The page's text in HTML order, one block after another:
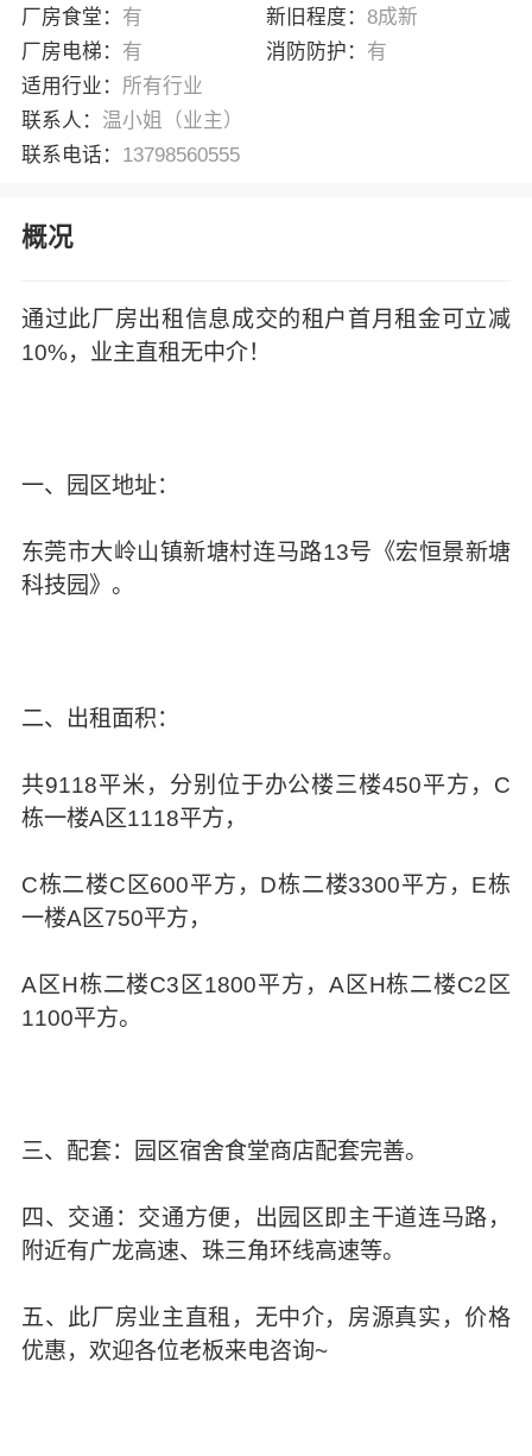
厂房食堂： 有 新旧程度： 8成新
厂房电梯： 有 消防防护： 有
适用行业： 所有行业
联系人： 温小姐（业主）
联系电话： 13798560555
概况
通过此厂房出租信息成交的租户首月租金可立减
10%，业主直租无中介！
一、园区地址：
东莞市大岭山镇新塘村连马路13号《宏恒景新塘
科技园》。
二、出租面积：
共9118平米，分别位于办公楼三楼450平方，C
栋一楼A区1118平方，
C栋二楼C区600平方，D栋二楼3300平方，E栋
一楼A区750平方，
A区H栋二楼C3区1800平方，A区H栋二楼C2区
1100平方。
三、配套：园区宿舍食堂商店配套完善。
四、交通：交通方便，出园区即主干道连马路，
附近有广龙高速、珠三角环线高速等。
五、此厂房业主直租，无中介，房源真实，价格
优惠，欢迎各位老板来电咨询~